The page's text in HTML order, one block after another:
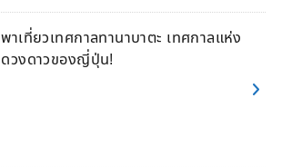
พาเที่ยวเทศกาลทานาบาตะ เทศกาลแห่ง
ดวงดาวของญี่ปุ่น!